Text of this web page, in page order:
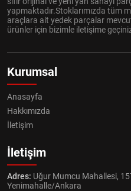
yapmaktadır.Stoklarımızda tüm
araçlara ait yedek parçalar
ürünler için bizimle iletişime
Kurumsal
Anasayfa
Hakkımızda
İletişim
İletişim
Adres: Uğur Mumcu Mahallesi,
Yenimahalle/Ankara